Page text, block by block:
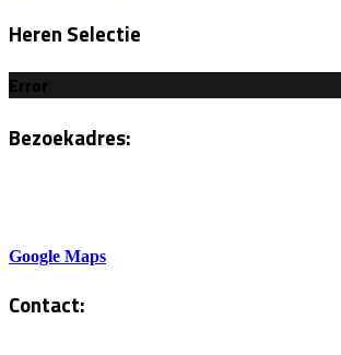
Heren Selectie
Error
Bezoekadres:
Google Maps
Contact: